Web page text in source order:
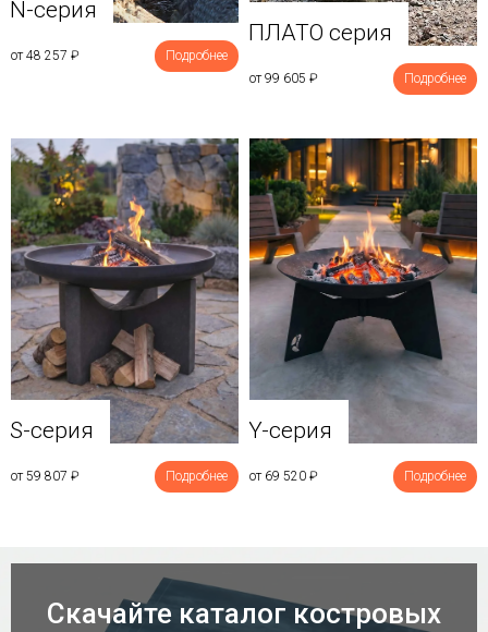
N-серия
от 48 257 ₽ Подробнее
ПЛАТО серия
от 99 605 ₽ Подробнее
S-серия
от 59 807 ₽ Подробнее
Y-серия
от 69 520 ₽ Подробнее
Скачайте каталог костровых